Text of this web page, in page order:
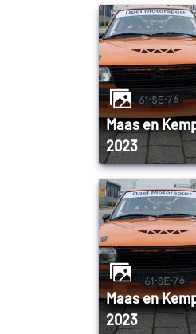
Maas en Kempen rit
2023
Maas en Kempen rit
2023